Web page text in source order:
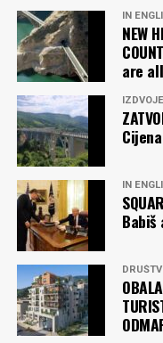
Ko, eventualno, nije
Alush, neka baci
odnedavno “krasi”
“Oni koji su stih iz
postupili su u punom
Njena vokacija –
celini – jeste da
antropolog, aktivista
pola godine,
Pitanje je samo
IN
NEW
are
IN